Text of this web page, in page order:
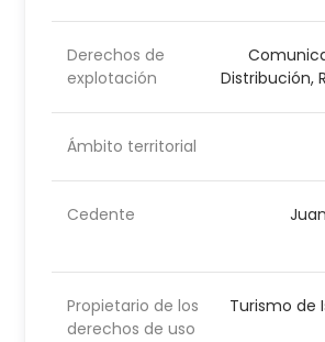
Derechos de
explotación
Distribución,
Ámbito territorial
Cedente
Propietario de los
derechos de uso
Turismo de